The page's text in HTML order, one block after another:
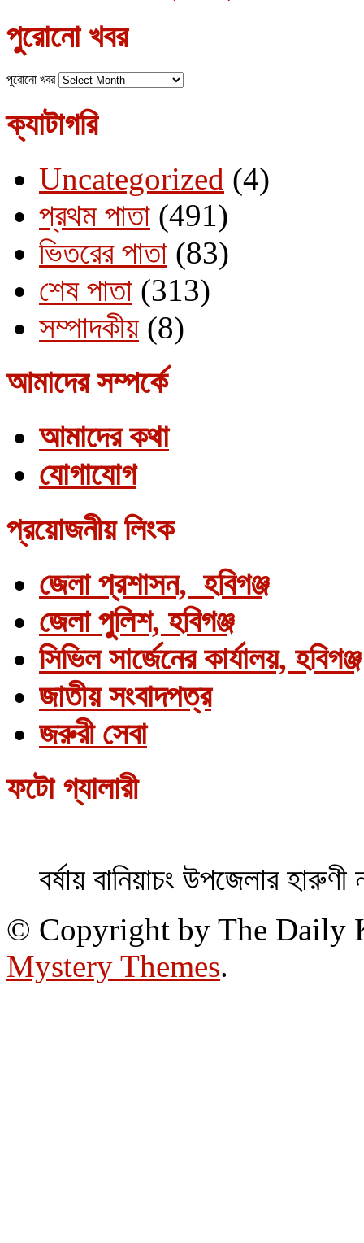
পুরোনো খবর
পুরোনো খবর
ক্যাটাগরি
Uncategorized (4)
প্রথম পাতা (491)
ভিতরের পাতা (83)
শেষ পাতা (313)
সম্পাদকীয় (8)
আমাদের সম্পর্কে
আমাদের কথা
যোগাযোগ
প্রয়োজনীয় লিংক
জেলা প্রশাসন, হবিগঞ্জ
জেলা পুলিশ, হবিগঞ্জ
সিভিল সার্জেনের কার্যালয়, হবিগঞ্জ
জাতীয় সংবাদপত্র
জরুরী সেবা
ফটো গ্যালারী
বর্ষায় বানিয়াচং উপজেলার হারুণী
© Copyright by The Daily
Mystery Themes.